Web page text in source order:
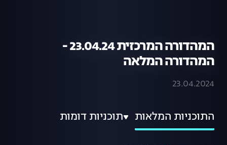
המהדורה המרכזית 23.04.24 -
המהדורה המלאה
23.04.2024
התוכניות המלאות תוכניות דומות